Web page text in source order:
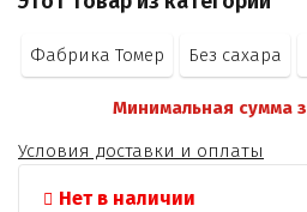
Фабрика Томер Без сахара
Минимальная сумма
Условия доставки и оплаты
Нет в наличии